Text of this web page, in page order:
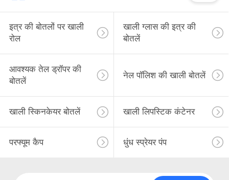
इत्र की बोतलों पर खाली
रोल
खाली ग्लास की इत्र की
बोतलें
आवश्यक तेल ड्रॉपर की
बोतलें
नेल पॉलिश की खाली बोतलें
खाली स्किनकेयर बोतलें खाली लिपस्टिक कंटेनर
परफ्यूम कैप धुंध स्प्रेयर पंप